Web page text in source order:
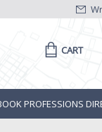
CART
PROFESSIONS